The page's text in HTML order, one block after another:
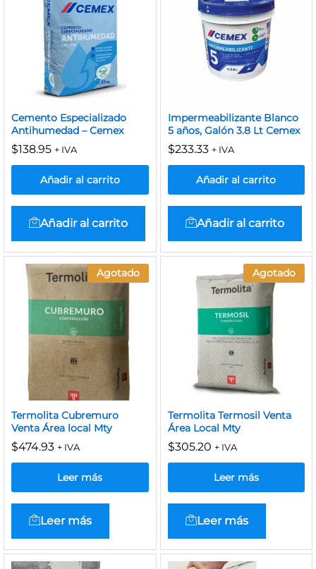
Cemento Especializado
Antihumedad – Cemex
$138.95 + IVA
Añadir al carrito
Añadir al carrito
Impermeabilizante Blanco
5 años, Galón 3.8 Lt Cemex
$233.33 + IVA
Añadir al carrito
Añadir al carrito
Agotado
Termolita Cubremuro
Venta Área local Mty
$474.93 + IVA
Leer más
Leer más
Agotado
Termolita Termosil Venta
Área Local Mty
$305.20 + IVA
Leer más
Leer más